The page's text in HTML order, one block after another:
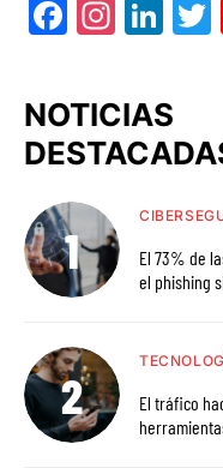
Facebook
NOTICIAS
El 73% de
el phishing
El tráfico